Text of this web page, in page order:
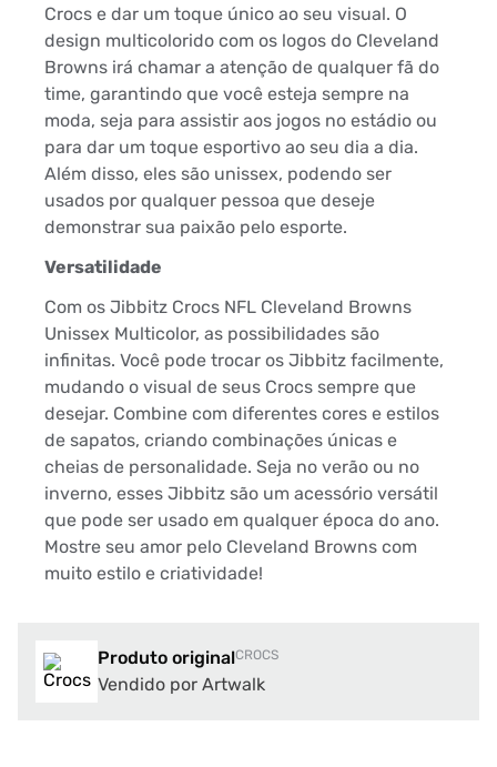
Crocs e dar um toque único ao seu visual. O
design multicolorido com os logos do Cleveland
Browns irá chamar a atenção de qualquer fã do
time, garantindo que você esteja sempre na
moda, seja para assistir aos jogos no estádio ou
para dar um toque esportivo ao seu dia a dia.
Além disso, eles são unissex, podendo ser
usados por qualquer pessoa que deseje
demonstrar sua paixão pelo esporte.
Versatilidade
Com os Jibbitz Crocs NFL Cleveland Browns
Unissex Multicolor, as possibilidades são
infinitas. Você pode trocar os Jibbitz facilmente,
mudando o visual de seus Crocs sempre que
desejar. Combine com diferentes cores e estilos
de sapatos, criando combinações únicas e
cheias de personalidade. Seja no verão ou no
inverno, esses Jibbitz são um acessório versátil
que pode ser usado em qualquer época do ano.
Mostre seu amor pelo Cleveland Browns com
muito estilo e criatividade!
Produto originalCROCS
Vendido por Artwalk